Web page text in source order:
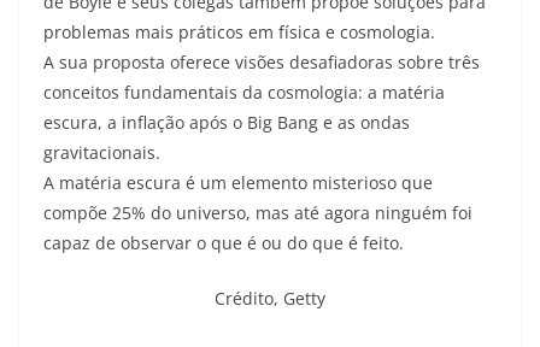
problemas mais práticos em física e cosmologia.
A sua proposta oferece visões desafiadoras sobre três
conceitos fundamentais da cosmologia: a matéria
escura, a inflação após o Big Bang e as ondas
gravitacionais.
A matéria escura é um elemento misterioso que
compõe 25% do universo, mas até agora ninguém foi
capaz de observar o que é ou do que é feito.
Crédito, Getty